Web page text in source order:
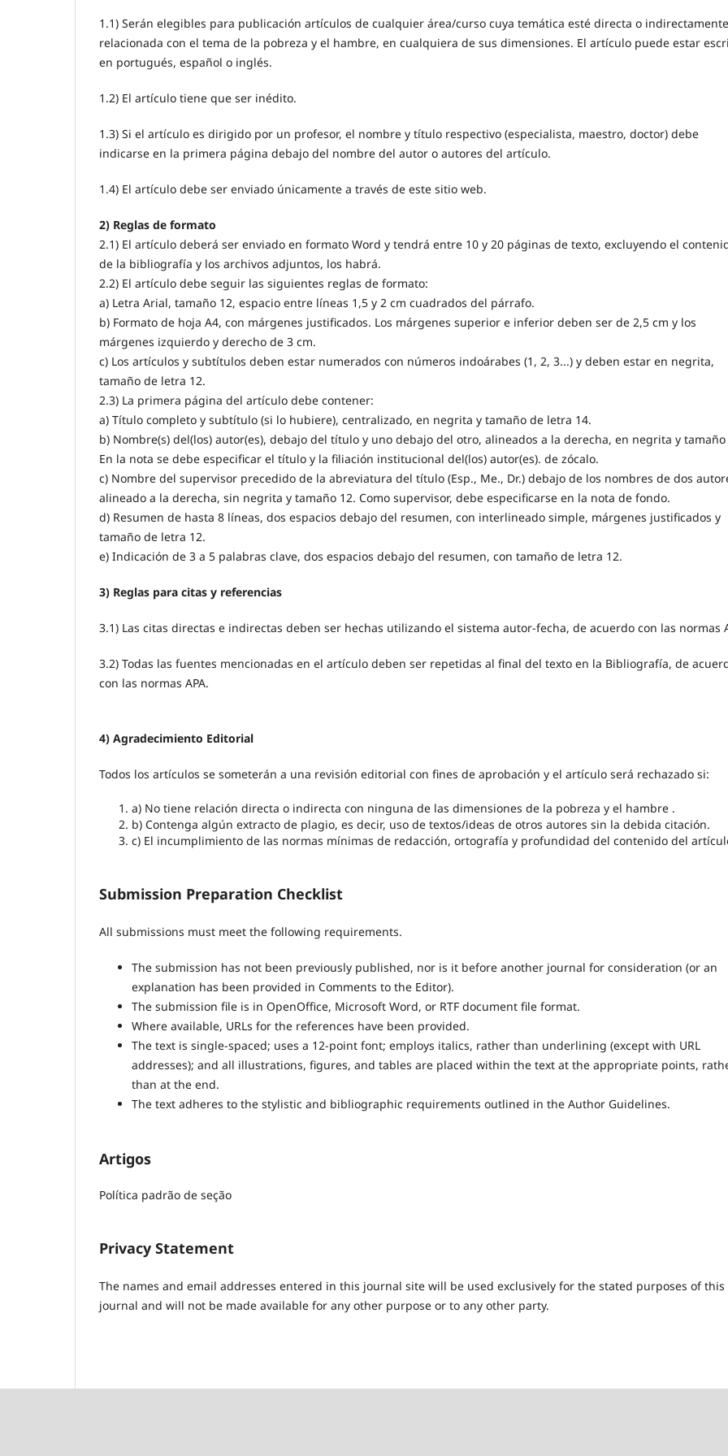
1.1) Serán elegibles para publicación artículos de cualquier área/curso cuya temática esté directa o indirectamente
relacionada con el tema de la pobreza y el hambre, en cualquiera de sus dimensiones. El artículo puede estar
en portugués, español o inglés.
1.2) El artículo tiene que ser inédito.
1.3) Si el artículo es dirigido por un profesor, el nombre y título respectivo (especialista, maestro, doctor) debe
indicarse en la primera página debajo del nombre del autor o autores del artículo.
1.4) El artículo debe ser enviado únicamente a través de este sitio web.
2) Reglas de formato
2.1) El artículo deberá ser enviado en formato Word y tendrá entre 10 y 20 páginas de texto, excluyendo el
de la bibliografía y los archivos adjuntos, los habrá.
2.2) El artículo debe seguir las siguientes reglas de formato:
a) Letra Arial, tamaño 12, espacio entre líneas 1,5 y 2 cm cuadrados del párrafo.
b) Formato de hoja A4, con márgenes justificados. Los márgenes superior e inferior deben ser de 2,5 cm y los
márgenes izquierdo y derecho de 3 cm.
c) Los artículos y subtítulos deben estar numerados con números indoárabes (1, 2, 3...) y deben estar en negrita,
tamaño de letra 12.
2.3) La primera página del artículo debe contener:
a) Título completo y subtítulo (si lo hubiere), centralizado, en negrita y tamaño de letra 14.
b) Nombre(s) del(los) autor(es), debajo del título y uno debajo del otro, alineados a la derecha, en negrita y tamaño
En la nota se debe especificar el título y la filiación institucional del(los) autor(es). de zócalo.
c) Nombre del supervisor precedido de la abreviatura del título (Esp., Me., Dr.) debajo de los nombres de dos
alineado a la derecha, sin negrita y tamaño 12. Como supervisor, debe especificarse en la nota de fondo.
d) Resumen de hasta 8 líneas, dos espacios debajo del resumen, con interlineado simple, márgenes justificados y
tamaño de letra 12.
e) Indicación de 3 a 5 palabras clave, dos espacios debajo del resumen, con tamaño de letra 12.
3) Reglas para citas y referencias
3.1) Las citas directas e indirectas deben ser hechas utilizando el sistema autor-fecha, de acuerdo con las normas
3.2) Todas las fuentes mencionadas en el artículo deben ser repetidas al final del texto en la Bibliografía, de
con las normas APA.
4) Agradecimiento Editorial
Todos los artículos se someterán a una revisión editorial con fines de aprobación y el artículo será rechazado si:
a) No tiene relación directa o indirecta con ninguna de las dimensiones de la pobreza y el hambre .
b) Contenga algún extracto de plagio, es decir, uso de textos/ideas de otros autores sin la debida citación.
c) El incumplimiento de las normas mínimas de redacción, ortografía y profundidad del contenido del
Submission Preparation Checklist
All submissions must meet the following requirements.
The submission has not been previously published, nor is it before another journal for consideration (or an
explanation has been provided in Comments to the Editor).
The submission file is in OpenOffice, Microsoft Word, or RTF document file format.
Where available, URLs for the references have been provided.
The text is single-spaced; uses a 12-point font; employs italics, rather than underlining (except with URL
addresses); and all illustrations, figures, and tables are placed within the text at the appropriate points,
than at the end.
The text adheres to the stylistic and bibliographic requirements outlined in the Author Guidelines.
Artigos
Política padrão de seção
Privacy Statement
The names and email addresses entered in this journal site will be used exclusively for the stated purposes of this
journal and will not be made available for any other purpose or to any other party.